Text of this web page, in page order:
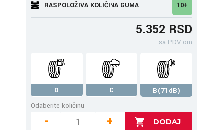
RASPOLOŽIVA KOLIČINA GUMA 10+
5.352 RSD
sa PDV-om
D C
B(71dB)
Odaberite količinu
- +